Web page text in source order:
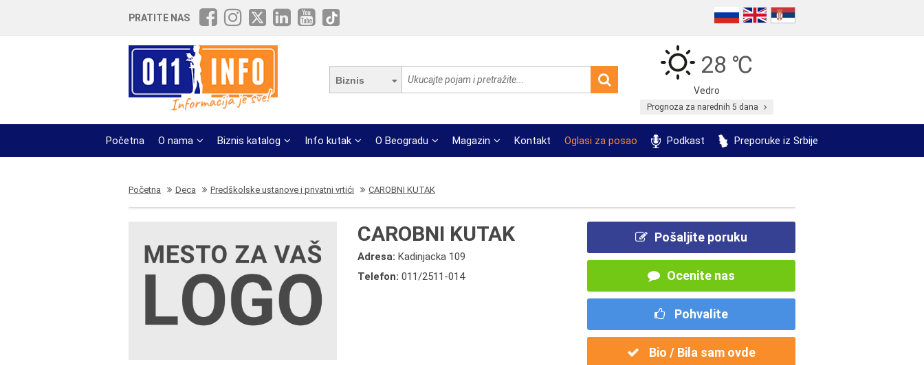
PRATITE NAS
Biznis
28 ℃
Vedro
Prognoza za narednih 5 dana
Početna O nama Biznis katalog Info kutak O Beogradu Magazin Kontakt Oglasi za posao Podkast Preporuke iz Srbije
Početna Deca Predškolske ustanove i privatni vrtići CAROBNI KUTAK
CAROBNI KUTAK
Adresa:Kadinjacka 109
Telefon:011/2511-014
Pošaljite poruku
Ocenite nas
Pohvalite
Bio / Bila sam ovde